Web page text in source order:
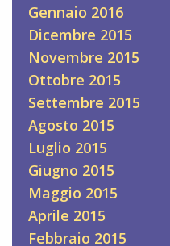
Gennaio 2016
Dicembre 2015
Novembre 2015
Ottobre 2015
Settembre 2015
Agosto 2015
Luglio 2015
Giugno 2015
Maggio 2015
Aprile 2015
Febbraio 2015